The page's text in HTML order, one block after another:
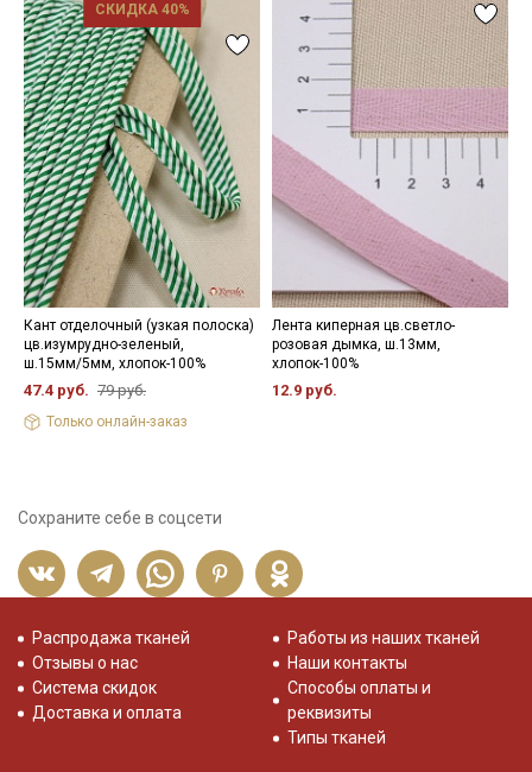
СКИДКА 40%
Кант отделочный (узкая полоска)
цв.изумрудно-зеленый,
ш.15мм/5мм, хлопок-100%
47.4 руб. 79 руб.
Только онлайн-заказ
Лента киперная цв.светло-
розовая дымка, ш.13мм,
хлопок-100%
12.9 руб.
Сохраните себе в соцсети
Распродажа тканей
Отзывы о нас
Система скидок
Доставка и оплата
Работы из наших тканей
Наши контакты
Способы оплаты и
реквизиты
Типы тканей